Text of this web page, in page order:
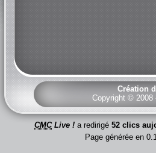
Création
Copyright © 2008
CMCLive ! a redirigé 52 clics
Page générée en